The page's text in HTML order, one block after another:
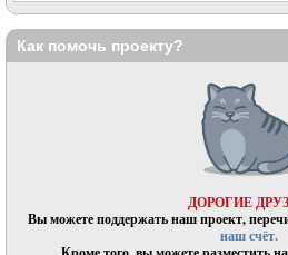
Как помочь проекту?
ДОРОГИЕ
Вы можете поддержать наш проект,
наш счёт.